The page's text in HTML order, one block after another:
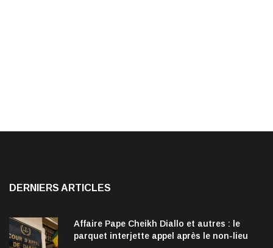
DERNIERS ARTICLES
Affaire Pape Cheikh Diallo et autres : le
parquet interjette appel après le non-lieu